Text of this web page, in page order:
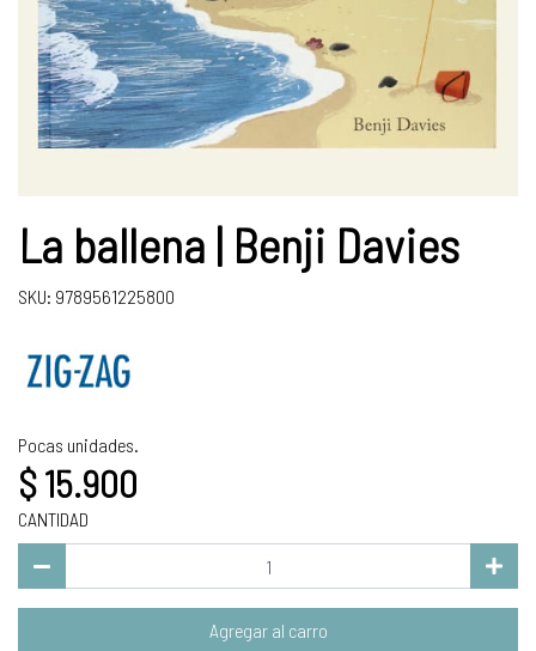
La ballena | Benji Davies
SKU: 9789561225800
Pocas unidades.
$ 15.900
CANTIDAD
Agregar al carro